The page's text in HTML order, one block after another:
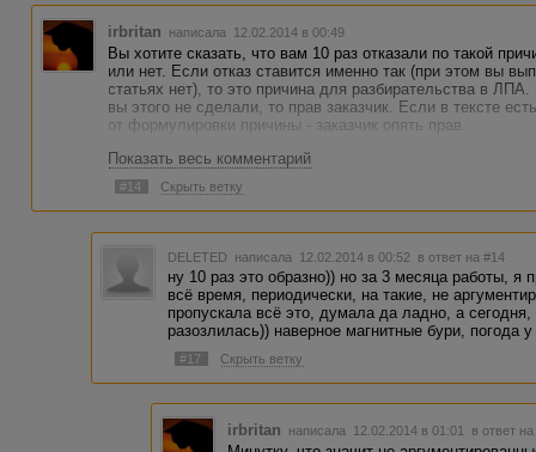
irbritan написала 12.02.2014 в 00:49
Вы хотите сказать, что вам 10 раз отказали по такой
или нет. Если отказ ставится именно так (при этом вы
статьях нет), то это причина для разбирательства в
вы этого не сделали, то прав заказчик. Если в тексте
от формулировки причины - заказчик опять прав.
Показать весь комментарий
#14 Скрыть ветку
DELETED написала 12.02.2014 в 00:52 в ответ на #14
ну 10 раз это образно)) но за 3 месяца работы, я
всё время, периодически, на такие, не
пропускала всё это, думала да ладно, а
разозлилась)) наверное магнитные бури, погода
#17 Скрыть ветку
irbritan написала 12.02.2014 в 01:01 в ответ